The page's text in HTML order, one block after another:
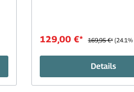
Schlafen
Kunstfaserschlafsäcke
129,00 €* 169,95 €* (24.1%
Details